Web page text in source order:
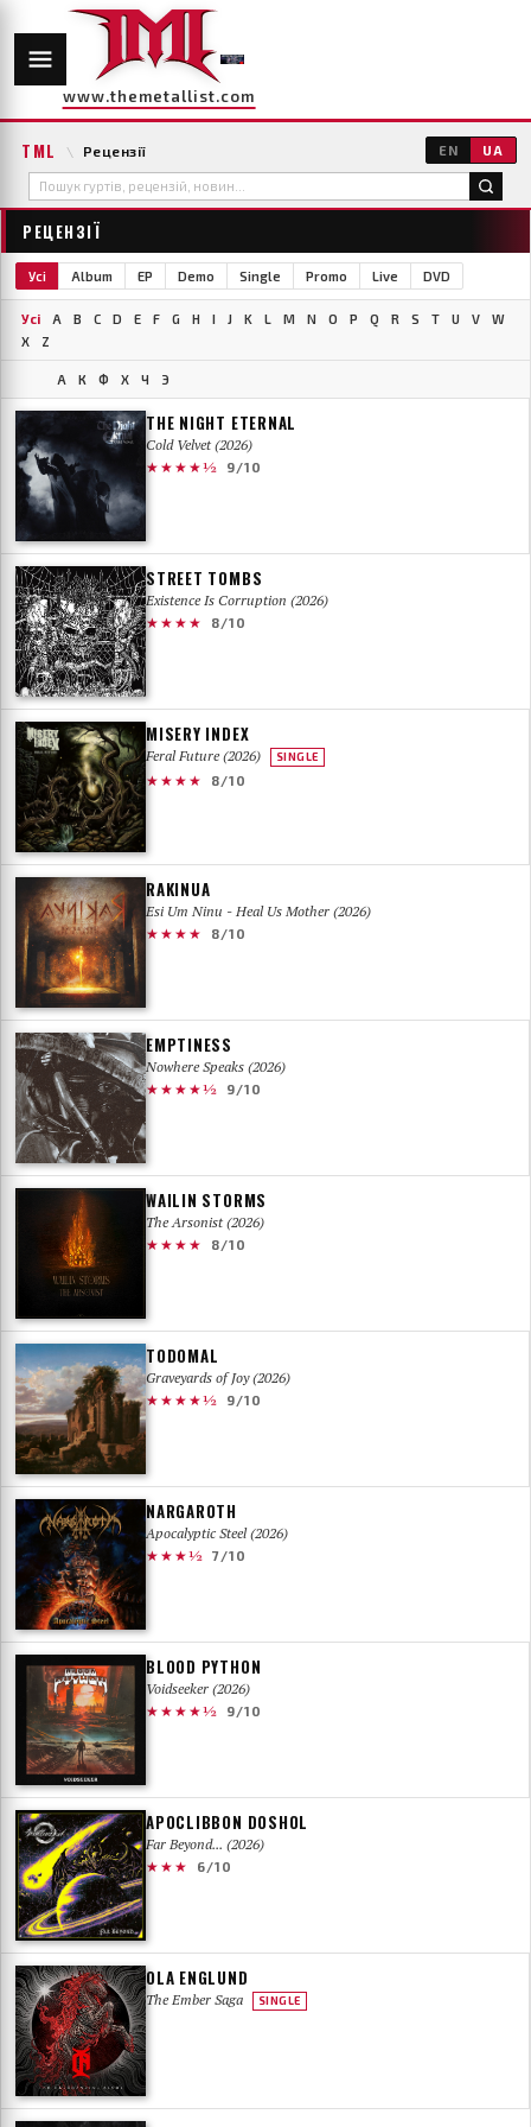
www.themetallist.com
TML \ Рецензії EN UA
РЕЦЕНЗІЇ
Усі Album EP Demo Single Promo Live DVD
Усі A B C D E F G H I J K L M N O P Q R S T U V
W
X
Z
А К Ф Х Ч Э
THE NIGHT ETERNAL
Cold Velvet (2026)
★★★★½
9/10
STREET TOMBS
Existence Is Corruption (2026)
★★★★
8/10
MISERY INDEX
Feral Future (2026) SINGLE
★★★★ 8/10
RAKINUA
Esi Um Ninu - Heal Us Mother (2026)
★★★★
8/10
EMPTINESS
Nowhere Speaks (2026)
★★★★½
9/10
WAILIN STORMS
The Arsonist (2026)
★★★★
8/10
TODOMAL
Graveyards of Joy (2026)
★★★★½
9/10
NARGAROTH
Apocalyptic Steel (2026)
★★★½
7/10
BLOOD PYTHON
Voidseeker (2026)
★★★★½
9/10
APOCLIBBON DOSHOL
Far Beyond... (2026)
★★★
6/10
OLA ENGLUND
The Ember Saga SINGLE